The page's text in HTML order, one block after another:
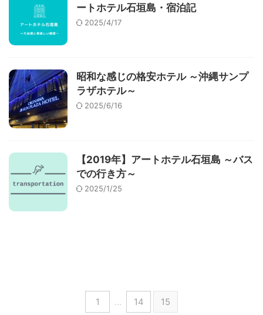
ートホテル石垣島・宿泊記
2025/4/17
昭和な感じの格安ホテル ～沖縄サンプ
ラザホテル～
2025/6/16
【2019年】アートホテル石垣島 ～バス
での行き方～
2025/1/25
1 … 14 15